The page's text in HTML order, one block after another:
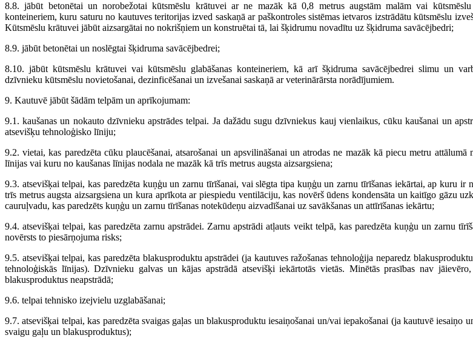
8.8. jābūt betonētai un norobežotai kūtsmēslu krātuvei ar ne mazāk kā 0,8 metrus augstām malām vai kūtsmēslu
konteineriem, kuru saturu no kautuves teritorijas izved saskaņā ar paškontroles sistēmas ietvaros izstrādātu kūtsmēslu
Kūtsmēslu krātuvei jābūt aizsargātai no nokrišņiem un konstruētai tā, lai šķidrumu novadītu uz šķidruma savācējbedri;
8.9. jābūt betonētai un noslēgtai šķidruma savācējbedrei;
8.10. jābūt kūtsmēslu krātuvei vai kūtsmēslu glabāšanas konteineriem, kā arī šķidruma savācējbedrei slimu un
dzīvnieku kūtsmēslu novietošanai, dezinficēšanai un izvešanai saskaņā ar veterinārārsta norādījumiem.
9. Kautuvē jābūt šādām telpām un aprīkojumam:
9.1. kaušanas un nokauto dzīvnieku apstrādes telpai. Ja dažādu sugu dzīvniekus kauj vienlaikus, cūku kaušanai un
atsevišķu tehnoloģisko līniju;
9.2. vietai, kas paredzēta cūku plaucēšanai, atsarošanai un apsvilināšanai un atrodas ne mazāk kā piecu metru attālumā
līnijas vai kuru no kaušanas līnijas nodala ne mazāk kā trīs metrus augsta aizsargsiena;
9.3. atsevišķai telpai, kas paredzēta kuņģu un zarnu tīrīšanai, vai slēgta tipa kuņģu un zarnu tīrīšanas iekārtai, ap kuru ir
trīs metrus augsta aizsargsiena un kura aprīkota ar piespiedu ventilāciju, kas novērš ūdens kondensāta un kaitīgo gāzu
cauruļvadu, kas paredzēts kuņģu un zarnu tīrīšanas notekūdeņu aizvadīšanai uz savākšanas un attīrīšanas iekārtu;
9.4. atsevišķai telpai, kas paredzēta zarnu apstrādei. Zarnu apstrādi atļauts veikt telpā, kas paredzēta kuņģu un zarnu
novērsts to piesārņojuma risks;
9.5. atsevišķai telpai, kas paredzēta blakusproduktu apstrādei (ja kautuves ražošanas tehnoloģija neparedz
tehnoloģiskās līnijas). Dzīvnieku galvas un kājas apstrādā atsevišķi iekārtotās vietās. Minētās prasības nav
blakusproduktus neapstrādā;
9.6. telpai tehnisko izejvielu uzglabāšanai;
9.7. atsevišķai telpai, kas paredzēta svaigas gaļas un blakusproduktu iesaiņošanai un/vai iepakošanai (ja kautuvē iesaiņo
svaigu gaļu un blakusproduktus);